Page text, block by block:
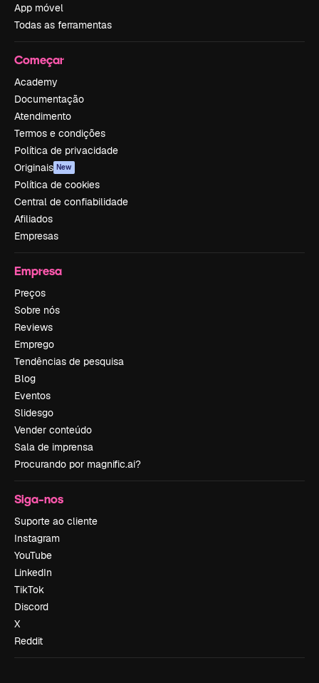
App móvel
Todas as ferramentas
Começar
Academy
Documentação
Atendimento
Termos e condições
Política de privacidade
Originais New
Política de cookies
Central de confiabilidade
Afiliados
Empresas
Empresa
Preços
Sobre nós
Reviews
Emprego
Tendências de pesquisa
Blog
Eventos
Slidesgo
Vender conteúdo
Sala de imprensa
Procurando por magnific.ai?
Siga-nos
Suporte ao cliente
Instagram
YouTube
LinkedIn
TikTok
Discord
X
Reddit